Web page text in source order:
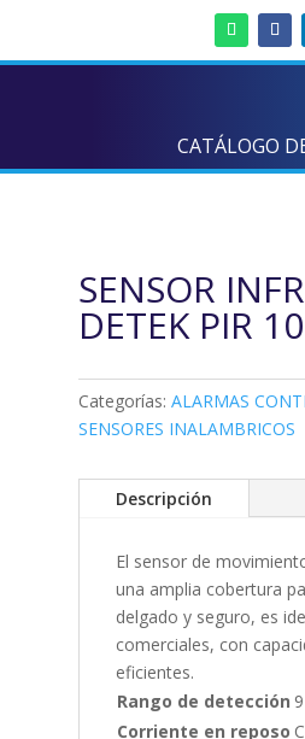
CATÁLOGO
SENSOR
DETEK PIR
Categorías: ALARMAS
SENSORES INALAMBRICOS
Descripción
El sensor de
una amplia cobertura
delgado y seguro, es
comerciales, con
eficientes.
Rango de detección
Corriente en reposo